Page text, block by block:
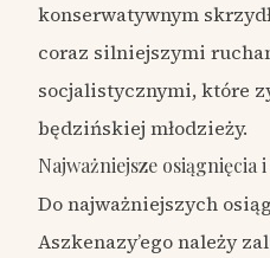
konserwatywnym
coraz silniejszymi
socjalistycznymi, które
będzińskiej młodzieży.
Najważniejsze osiągnięcia i
Do najważniejszych
Aszkenazy’ego należy